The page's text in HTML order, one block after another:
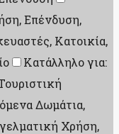
Επένδυση,
Κατοικία,
Κατάλληλο για:
Δωμάτια,
Χρήση,